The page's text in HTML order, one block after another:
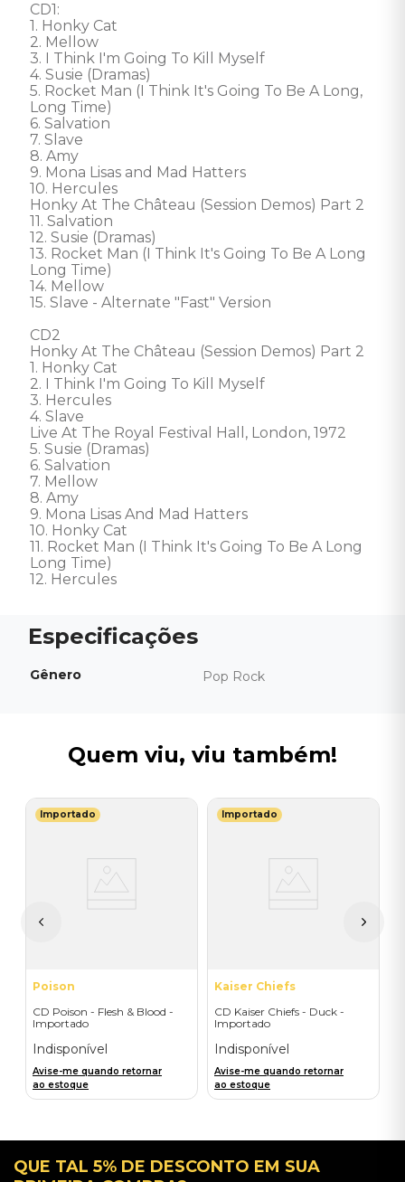
CD1:
1. Honky Cat
2. Mellow
3. I Think I'm Going To Kill Myself
4. Susie (Dramas)
5. Rocket Man (I Think It's Going To Be A Long,
Long Time)
6. Salvation
7. Slave
8. Amy
9. Mona Lisas and Mad Hatters
10. Hercules
Honky At The Château (Session Demos) Part 2
11. Salvation
12. Susie (Dramas)
13. Rocket Man (I Think It's Going To Be A Long
Long Time)
14. Mellow
15. Slave - Alternate "Fast" Version
CD2
Honky At The Château (Session Demos) Part 2
1. Honky Cat
2. I Think I'm Going To Kill Myself
3. Hercules
4. Slave
Live At The Royal Festival Hall, London, 1972
5. Susie (Dramas)
6. Salvation
7. Mellow
8. Amy
9. Mona Lisas And Mad Hatters
10. Honky Cat
11. Rocket Man (I Think It's Going To Be A Long
Long Time)
12. Hercules
Gênero Pop Rock
Quem viu, viu também!
Importado
Poison
CD Poison - Flesh & Blood -
Importado
Indisponível
Avise-me quando retornar
ao estoque
Importado
Kaiser Chiefs
CD Kaiser Chiefs - Duck -
Importado
Indisponível
Avise-me quando retornar
ao estoque
QUE TAL 5% DE DESCONTO EM SUA